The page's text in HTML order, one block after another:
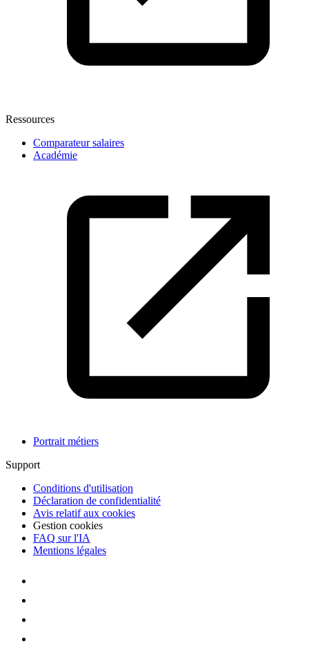
Ressources
Comparateur salaires
Académie
Portrait métiers
Support
Conditions d'utilisation
Déclaration de confidentialité
Avis relatif aux cookies
Gestion cookies
FAQ sur l'IA
Mentions légales